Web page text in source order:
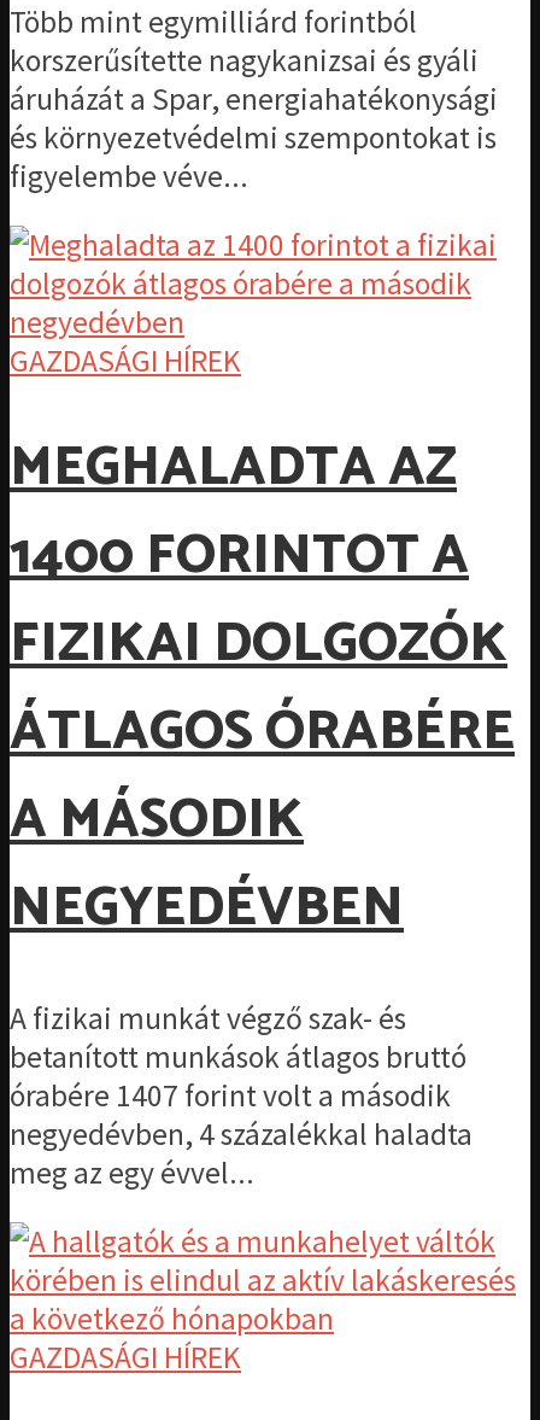
Több mint egymilliárd forintból
korszerűsítette nagykanizsai és gyáli
áruházát a Spar, energiahatékonysági
és környezetvédelmi szempontokat is
figyelembe véve...
GAZDASÁGI HÍREK
MEGHALADTA AZ
1400 FORINTOT A
FIZIKAI DOLGOZÓK
ÁTLAGOS ÓRABÉRE
A MÁSODIK
NEGYEDÉVBEN
A fizikai munkát végző szak- és
betanított munkások átlagos bruttó
órabére 1407 forint volt a második
negyedévben, 4 százalékkal haladta
meg az egy évvel...
GAZDASÁGI HÍREK